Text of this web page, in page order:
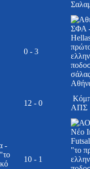
0 - 3
12 - 0
ΑΠΣ
10 - 1